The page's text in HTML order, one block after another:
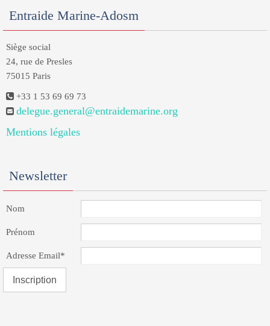
Entraide Marine-Adosm
Siège social
24, rue de Presles
75015 Paris
+33 1 53 69 69 73
delegue.general@entraidemarine.org
Mentions légales
Newsletter
Nom
Prénom
Adresse Email*